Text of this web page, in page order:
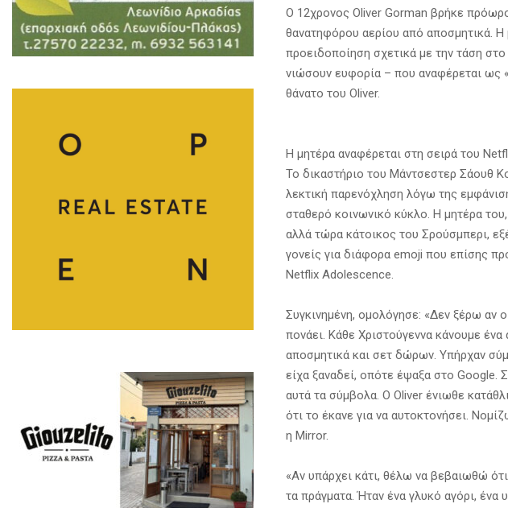
Ο 12χρονος Oliver Gorman βρήκε
θανατηφόρου αερίου από αποσμητικά.
προειδοποίηση σχετικά με την τάση
νιώσουν ευφορία – που αναφέρεται ως
θάνατο του Oliver.
Η μητέρα αναφέρεται στη σειρά του
Το δικαστήριο του Μάντσεστερ Σάουθ
λεκτική παρενόχληση λόγω της
σταθερό κοινωνικό κύκλο. Η μητέρα
αλλά τώρα κάτοικος του Σρούσμπερι,
γονείς για διάφορα emoji που επίσης
Netflix Adolescence.
Συγκινημένη, ομολόγησε: «Δεν ξέρω αν
πονάει. Κάθε Χριστούγεννα κάνουμε
αποσμητικά και σετ δώρων. Υπήρχαν
είχα ξαναδεί, οπότε έψαξα στο Google.
αυτά τα σύμβολα. Ο Oliver ένιωθε
ότι το έκανε για να αυτοκτονήσει.
η Mirror.
«Αν υπάρχει κάτι, θέλω να βεβαιωθώ
τα πράγματα. Ήταν ένα γλυκό αγόρι, ένα